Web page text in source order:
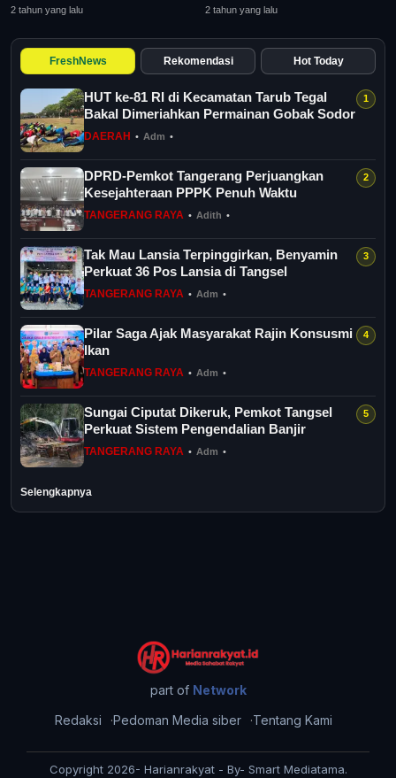
Pendidikan
Politik
Daerah
Bogor Raya
2 tahun yang lalu 2 tahun yang lalu
FreshNews Rekomendasi Hot Today
HUT ke-81 RI di Kecamatan Tarub Tegal
Bakal Dimeriahkan Permainan Gobak Sodor
DAERAH • Adm •
DPRD-Pemkot Tangerang Perjuangkan
Kesejahteraan PPPK Penuh Waktu
TANGERANG RAYA • Adith •
Tak Mau Lansia Terpinggirkan, Benyamin
Perkuat 36 Pos Lansia di Tangsel
TANGERANG RAYA • Adm •
Pilar Saga Ajak Masyarakat Rajin Konsusmi
Ikan
TANGERANG RAYA • Adm •
Sungai Ciputat Dikeruk, Pemkot Tangsel
Perkuat Sistem Pengendalian Banjir
TANGERANG RAYA • Adm •
Selengkapnya
part of Network
Redaksi
Pedoman Media siber Tentang Kami
Copyright 2026- Harianrakyat - By- Smart Mediatama.